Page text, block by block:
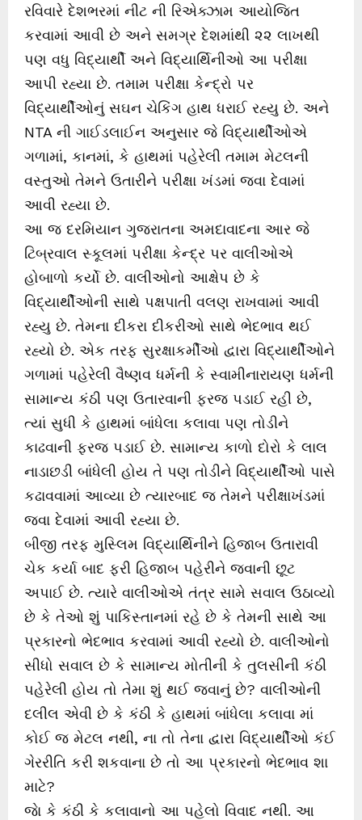
રવિવારે દેશભરમાં નીટ ની રિએક્ઝામ આયોજિત
કરવામાં આવી છે અને સમગ્ર દેશમાંથી ૨૨ લાખથી
પણ વધુ વિદ્યાર્થી અને વિદ્યાર્થિનીઓ આ પરીક્ષા
આપી રહ્યા છે. તમામ પરીક્ષા કેન્દ્રો પર
વિદ્યાર્થીઓનું સઘન ચેકિંગ હાથ ધરાઈ રહ્યુ છે. અને
NTA ની ગાઈડલાઈન અનુસાર જે વિદ્યાર્થીઓએ
ગળામાં, કાનમાં, કે હાથમાં પહેરેલી તમામ મેટલની
વસ્તુઓ તેમને ઉતારીને પરીક્ષા ખંડમાં જવા દેવામાં
આવી રહ્યા છે.
આ જ દરમિયાન ગુજરાતના અમદાવાદના આર જે
ટિબ્રવાલ સ્કૂલમાં પરીક્ષા કેન્દ્ર પર વાલીઓએ
હોબાળો કર્યો છે. વાલીઓનો આક્ષેપ છે કે
વિદ્યાર્થીઓની સાથે પક્ષપાતી વલણ રાખવામાં આવી
રહ્યુ છે. તેમના દીકરા દીકરીઓ સાથે ભેદભાવ થઈ
રહ્યો છે. એક તરફ સુરક્ષાકર્મીઓ દ્વારા વિદ્યાર્થીઓને
ગળામાં પહેરેલી વૈષ્ણવ ધર્મની કે સ્વામીનારાયણ ધર્મની
સામાન્ય કંઠી પણ ઉતારવાની ફરજ પડાઈ રહી છે,
ત્યાં સુધી કે હાથમાં બાંધેલા કલાવા પણ તોડીને
કાઢવાની ફરજ પડાઈ છે. સામાન્ય કાળો દોરો કે લાલ
નાડાછડી બાંધેલી હોય તે પણ તોડીને વિદ્યાર્થીઓ પાસે
કઢાવવામાં આવ્યા છે ત્યારબાદ જ તેમને પરીક્ષાખંડમાં
જવા દેવામાં આવી રહ્યા છે.
બીજી તરફ મુસ્લિમ વિદ્યાર્થિનીને હિજાબ ઉતારાવી
ચેક કર્યા બાદ ફરી હિજાબ પહેરીને જવાની છૂટ
અપાઈ છે. ત્યારે વાલીઓએ તંત્ર સામે સવાલ ઉઠાવ્યો
છે કે તેઓ શું પાકિસ્તાનમાં રહે છે કે તેમની સાથે આ
પ્રકારનો ભેદભાવ કરવામાં આવી રહ્યો છે. વાલીઓનો
સીધો સવાલ છે કે સામાન્ય મોતીની કે તુલસીની કંઠી
પહેરેલી હોય તો તેમા શું થઈ જવાનું છે? વાલીઓની
દલીલ એવી છે કે કંઠી કે હાથમાં બાંધેલા કલાવા માં
કોઈ જ મેટલ નથી, ના તો તેના દ્વારા વિદ્યાર્થીઓ કંઈ
ગેરરીતિ કરી શકવાના છે તો આ પ્રકારનો ભેદભાવ શા
માટે?
જાે કે કંઠી કે કલાવાનો આ પહેલો વિવાદ નથી. આ